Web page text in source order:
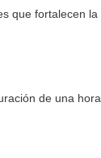
que fortalecen la
de una